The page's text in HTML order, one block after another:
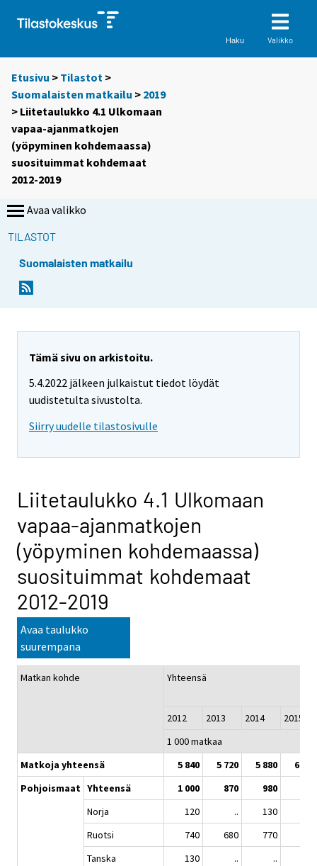
Haku Valikko
Etusivu > Tilastot >
Suomalaisten matkailu > 2019
> Liitetaulukko 4.1 Ulkomaan
vapaa-ajanmatkojen
(yöpyminen kohdemaassa)
suosituimmat kohdemaat
2012-2019
Avaa valikko
TILASTOT
Suomalaisten matkailu
Tämä sivu on arkistoitu.
5.4.2022 jälkeen julkaistut tiedot löydät
uudistetulta sivustolta.
Siirry uudelle tilastosivulle
Liitetaulukko 4.1 Ulkomaan
vapaa-ajanmatkojen
(yöpyminen kohdemaassa)
suosituimmat kohdemaat
2012-2019
Avaa taulukko
suurempana
Matkan kohde Yhteensä
2012 2013 2014
2015
1 000 matkaa
Matkoja yhteensä
5 840 5 720 5 880
6 160
Pohjoismaat Yhteensä 1 000 870 980
Norja
120 .. 130
Ruotsi
740 680 770
Tanska
130 .. ..